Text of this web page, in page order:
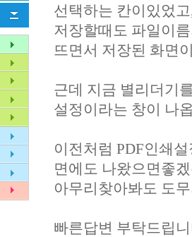
선택하는 칸이있었
저장할때도 파일이
뜨면서 저장된 화면
근데 지금 별리더기
설정이라는 창이 나
이전처럼 PDF인쇄
면에도 나왔으면좋
아무리찾아봐도 도
빠른답변 부탁드립